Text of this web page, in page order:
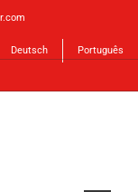
Deutsch Português